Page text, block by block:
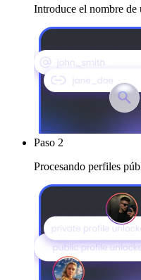
Introduce el nombre de
Paso 2
Procesando perfiles